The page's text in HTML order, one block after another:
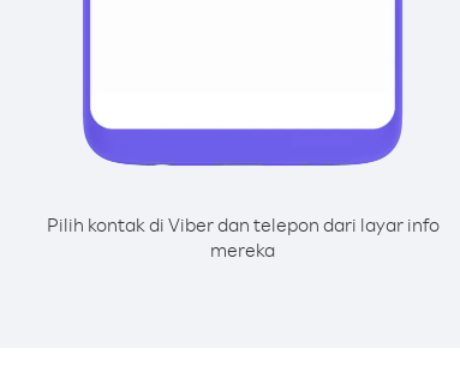
Pilih kontak di Viber dan telepon dari layar info
mereka